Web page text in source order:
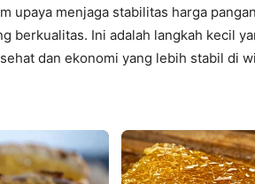
upaya menjaga stabilitas harga
berkualitas. Ini adalah langkah kecil
dan ekonomi yang lebih stabil di